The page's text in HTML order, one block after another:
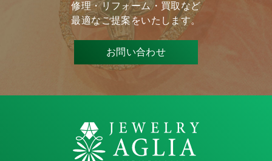
修理・リフォーム・買取など
最適なご提案をいたします。
お問い合わせ